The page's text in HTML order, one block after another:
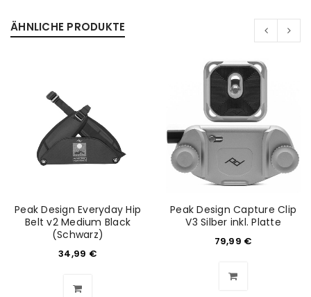
ANMELDEN
ÄHNLICHE PRODUKTE
Peak Design Everyday Hip
Belt v2 Medium Black
(Schwarz)
34,99 €
Peak Design Capture Clip
V3 Silber inkl. Platte
79,99 €